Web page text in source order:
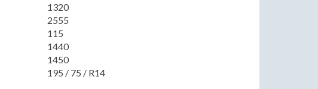
1320
2555
115
1440
1450
195 / 75 / R14